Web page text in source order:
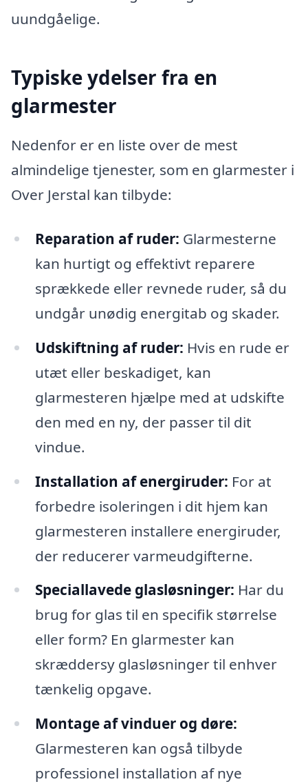
uundgåelige.
Typiske ydelser fra en
glarmester
Nedenfor er en liste over de mest
almindelige tjenester, som en glarmester i
Over Jerstal kan tilbyde:
Reparation af ruder: Glarmesterne
kan hurtigt og effektivt reparere
sprækkede eller revnede ruder, så du
undgår unødig energitab og skader.
Udskiftning af ruder: Hvis en rude er
utæt eller beskadiget, kan
glarmesteren hjælpe med at udskifte
den med en ny, der passer til dit
vindue.
Installation af energiruder: For at
forbedre isoleringen i dit hjem kan
glarmesteren installere energiruder,
der reducerer varmeudgifterne.
Speciallavede glasløsninger: Har du
brug for glas til en specifik størrelse
eller form? En glarmester kan
skræddersy glasløsninger til enhver
tænkelig opgave.
Montage af vinduer og døre:
Glarmesteren kan også tilbyde
professionel installation af nye